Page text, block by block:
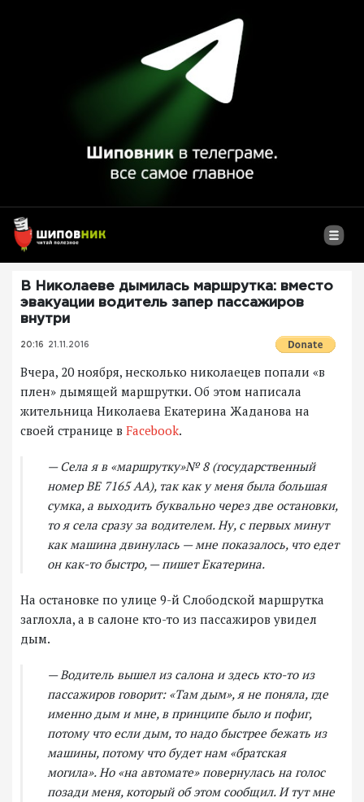
В Николаеве дымилась маршрутка: вместо
эвакуации водитель запер пассажиров
внутри
20:16 21.11.2016
Вчера, 20 ноября, несколько николаецев попали «в
плен» дымящей маршрутки. Об этом написала
жительница Николаева Екатерина Жаданова на
своей странице в Facebook.
— Села я в «маршрутку»№ 8 (государственный
номер ВЕ 7165 АА), так как у меня была большая
сумка, а выходить буквально через две остановки,
то я села сразу за водителем. Ну, с первых минут
как машина двинулась — мне показалось, что едет
он как-то быстро, — пишет Екатерина.
На остановке по улице 9-й Слободской маршрутка
заглохла, а в салоне кто-то из пассажиров увидел
дым.
— Водитель вышел из салона и здесь кто-то из
пассажиров говорит: «Там дым», я не поняла, где
именно дым и мне, в принципе было и пофиг,
потому что если дым, то надо быстрее бежать из
машины, потому что будет нам «братская
могила». Но «на автомате» повернулась на голос
позади меня, который об этом сообщил. И тут мне